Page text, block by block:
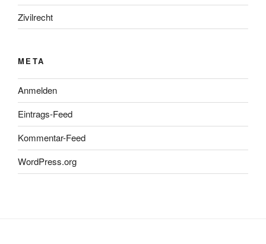
Zivilrecht
META
Anmelden
Eintrags-Feed
Kommentar-Feed
WordPress.org